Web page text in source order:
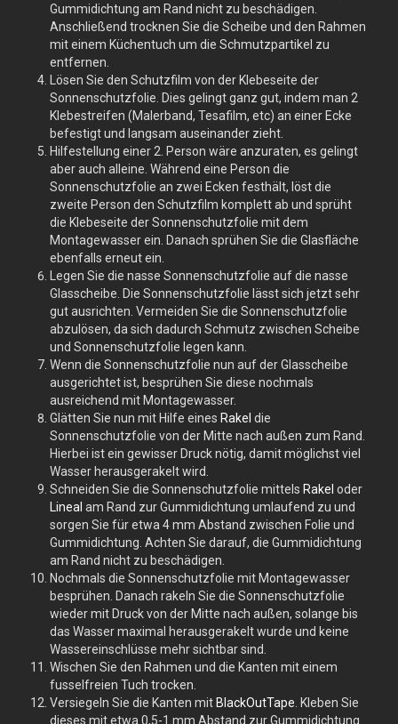
Gummidichtung am Rand nicht zu beschädigen.
Anschließend trocknen Sie die Scheibe und den Rahmen
mit einem Küchentuch um die Schmutzpartikel zu
entfernen.
Lösen Sie den Schutzfilm von der Klebeseite der
Sonnenschutzfolie. Dies gelingt ganz gut, indem man 2
Klebestreifen (Malerband, Tesafilm, etc) an einer Ecke
befestigt und langsam auseinander zieht.
Hilfestellung einer 2. Person wäre anzuraten, es gelingt
aber auch alleine. Während eine Person die
Sonnenschutzfolie an zwei Ecken festhält, löst die
zweite Person den Schutzfilm komplett ab und sprüht
die Klebeseite der Sonnenschutzfolie mit dem
Montagewasser ein. Danach sprühen Sie die Glasfläche
ebenfalls erneut ein.
Legen Sie die nasse Sonnenschutzfolie auf die nasse
Glasscheibe. Die Sonnenschutzfolie lässt sich jetzt sehr
gut ausrichten. Vermeiden Sie die Sonnenschutzfolie
abzulösen, da sich dadurch Schmutz zwischen Scheibe
und Sonnenschutzfolie legen kann.
Wenn die Sonnenschutzfolie nun auf der Glasscheibe
ausgerichtet ist, besprühen Sie diese nochmals
ausreichend mit Montagewasser.
Glätten Sie nun mit Hilfe eines Rakel die
Sonnenschutzfolie von der Mitte nach außen zum Rand.
Hierbei ist ein gewisser Druck nötig, damit möglichst viel
Wasser herausgerakelt wird.
Schneiden Sie die Sonnenschutzfolie mittels Rakel oder
Lineal am Rand zur Gummidichtung umlaufend zu und
sorgen Sie für etwa 4 mm Abstand zwischen Folie und
Gummidichtung. Achten Sie darauf, die Gummidichtung
am Rand nicht zu beschädigen.
Nochmals die Sonnenschutzfolie mit Montagewasser
besprühen. Danach rakeln Sie die Sonnenschutzfolie
wieder mit Druck von der Mitte nach außen, solange bis
das Wasser maximal herausgerakelt wurde und keine
Wassereinschlüsse mehr sichtbar sind.
Wischen Sie den Rahmen und die Kanten mit einem
fusselfreien Tuch trocken.
Versiegeln Sie die Kanten mit BlackOutTape . Kleben Sie
dieses mit etwa 0,5-1 mm Abstand zur Gummidichtung